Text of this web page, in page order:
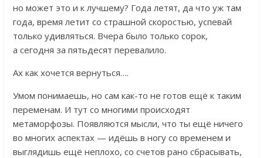
но может это и к лучшему? Года летят, да что уж там
года, время летит со страшной скоростью, успевай
только удивляться. Вчера было только сорок,
а сегодня за пятьдесят перевалило.
Ах как хочется вернуться….
Умом понимаешь, но сам как-то не готов ещё к таким
переменам. И тут со многими происходят
метаморфозы. Появляются мысли, что ты ещё ничего
во многих аспектах — идёшь в ногу со временем и
выглядишь ещё неплохо, со счетов рано сбрасывать,